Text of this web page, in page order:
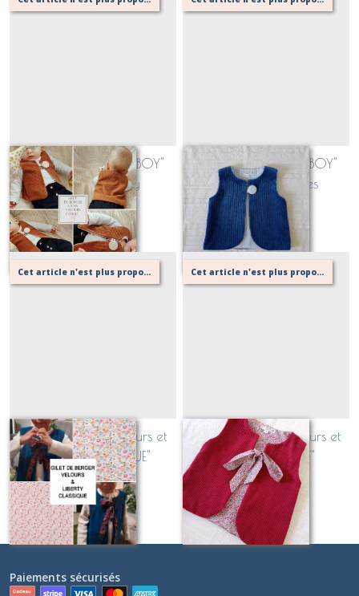
Gilet de berger "Ptit BOY"
Velours et Vichy
Sur demande
Gilet de berger "Ptit BOY"
Velours et rayures
Sur demande
Cet article n'est plus proposé, retournez au menu principal ou contactez moi!
Gilet de berger Velours et
Liberty "CLASSIQUE"
Sur demande
Cet article n'est plus proposé, retournez au menu principal ou contactez moi!
Gilet de berger Velours et
Liberty "EXCLUSIF"
Sur demande
Paiements sécurisés